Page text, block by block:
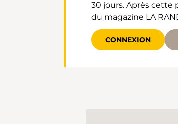
30 jours. Après cette
du magazine LA
CONNEXION